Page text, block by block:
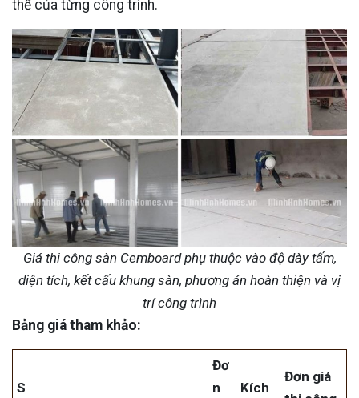
thể của từng công trình.
Giá thi công sàn Cemboard phụ thuộc vào độ dày tấm,
diện tích, kết cấu khung sàn, phương án hoàn thiện và vị
trí công trình
Bảng giá tham khảo:
S
Đơ
n
Kích
Đơn giá